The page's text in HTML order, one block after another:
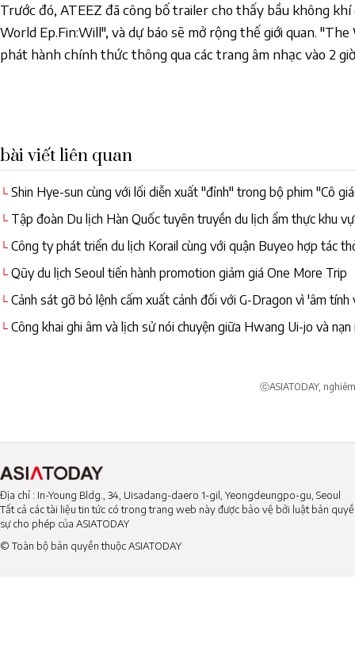
Trước đó, ATEEZ đã công bố trailer cho thấy bầu không
World Ep.Fin:Will", và dự báo sẽ mở rộng thế giới quan.
phát hành chính thức thông qua các trang âm nhạc vào 2
bài viết liên quan
└ Shin Hye-sun cùng với lối diễn xuất "đỉnh" trong bộ phim "Cô
└ Tập đoàn Du lịch Hàn Quốc tuyên truyền du lịch ẩm thực khu
└ Công ty phát triển du lịch Korail cùng với quận Buyeo hợp tác
└ Qũy du lịch Seoul tiến hành promotion giảm giá One More Trip
└ Cảnh sát gỡ bỏ lệnh cấm xuất cảnh đối với G-Dragon vì 'âm tính
└ Công khai ghi âm và lịch sử nói chuyện giữa Hwang Ui-jo và
ⓒASIATODAY,
Địa chỉ : In-Young Bldg., 34, Uisadang-daero 1-gil, Yeongdeungpo-gu, Seoul
Tất cả các tài liệu tin tức có trong trang web này được bảo vệ bởi luật bản
sự cho phép của ASIATODAY
© Toàn bộ bản quyền thuộc ASIATODAY